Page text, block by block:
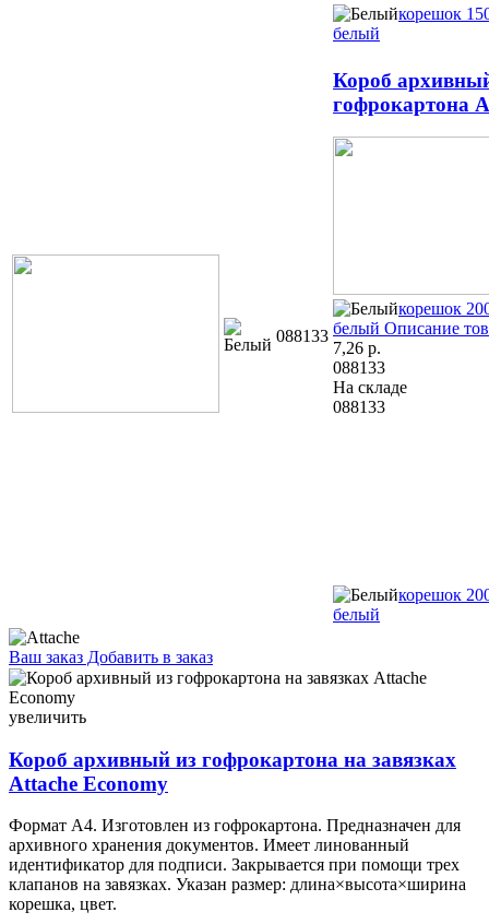
корешок
белый
088133
Короб
гофрокартона
корешок
белый Описание
7,26 р.
088133
На складе
088133
корешок
белый
Ваш заказ Добавить в заказ
Короб архивный из гофрокартона на завязках Attache Economy
корешок 50 мм, 325×255×50 мм, бурый 4,54 102814
увеличить
Короб архивный из гофрокартона на завязках
Attache Economy
Формат А4. Изготовлен из гофрокартона. Предназначен для
архивного хранения документов. Имеет линованный
идентификатор для подписи. Закрывается при помощи трех
клапанов на завязках. Указан размер: длина×высота×ширина
корешка, цвет.